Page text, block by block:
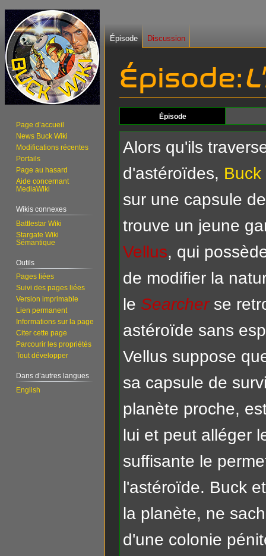
Épisode:
à
navigation
à
recherche
Épisode
Alors qu'ils
d'astéroïdes, Buck
sur une capsule
trouve un jeune
Vellus, qui
de modifier la
le Searcherse
astéroïde sans
Vellus suppose
sa capsule de
planète proche,
lui et peut alléger
suffisante le
l'astéroïde. Buck
la planète, ne
d'une colonie
Épisode Discussion
Page d’accueil
News Buck Wiki
Modifications récentes
Portails
Page au hasard
Aide concernant
MediaWiki
Wikis connexes
Battlestar Wiki
Stargate Wiki
Sémantique
Outils
Pages liées
Suivi des pages liées
Version imprimable
Lien permanent
Informations sur la page
Citer cette page
Parcourir les propriétés
Tout développer
Dans d’autres langues
English